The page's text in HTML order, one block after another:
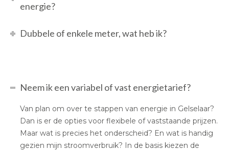
energie?
Dubbele of enkele meter, wat heb ik?
Neem ik een variabel of vast energietarief?
Van plan om over te stappen van energie in Gelselaar?
Dan is er de opties voor flexibele of vaststaande prijzen.
Maar wat is precies het onderscheid? En wat is handig
gezien mijn stroomverbruik? In de basis kiezen de